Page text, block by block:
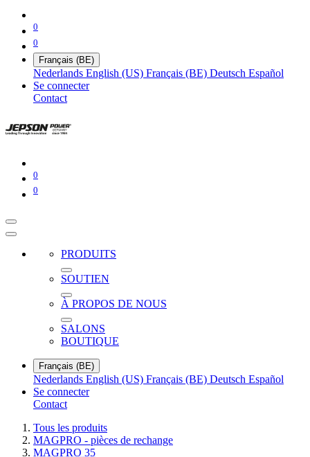
0
0
Français (BE)
Nederlands English (US) Français (BE) Deutsch Español
Se connecter
Contact
0
0
PRODUITS
SOUTIEN​
À PROPOS DE NOUS
SALONS
BOUTIQUE
Français (BE)
Nederlands English (US) Français (BE) Deutsch Español
Se connecter
Contact
Tous les produits
MAGPRO - pièces de rechange
MAGPRO 35